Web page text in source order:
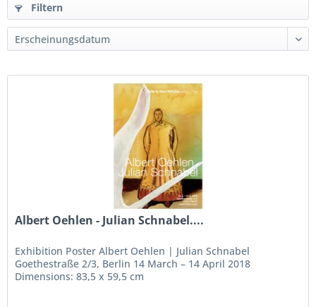
Filtern
Albert Oehlen - Julian Schnabel....
Exhibition Poster Albert Oehlen | Julian Schnabel
Goethestraße 2/3, Berlin 14 March – 14 April 2018
Dimensions: 83,5 x 59,5 cm